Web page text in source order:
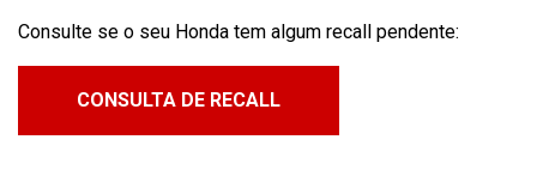
Consulte se o seu Honda tem algum recall pendente:
CONSULTA DE RECALL